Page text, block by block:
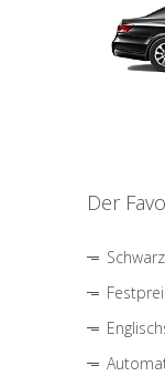
Der